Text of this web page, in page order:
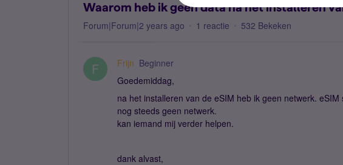
Waarom heb ik geen data na het installeren
Forum|Forum|2 years ago 1 reactie 532 Bekeken
F Frijn Beginner
Goedemiddag,
na het installeren van de eSIM heb ik geen netwerk.
nog steeds geen netwerk.
kan iemand mij verder helpen.
dank alvast,